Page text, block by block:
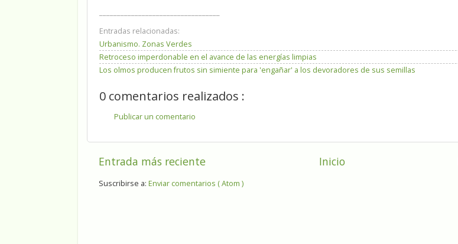
Entradas relacionadas:
Urbanismo. Zonas Verdes
Retroceso imperdonable en el avance de las energías limpias
Los olmos producen frutos sin simiente para 'engañar' a los devoradores de sus semillas
0 comentarios realizados :
Publicar un comentario
Entrada más reciente Inicio
Suscribirse a: Enviar comentarios ( Atom )